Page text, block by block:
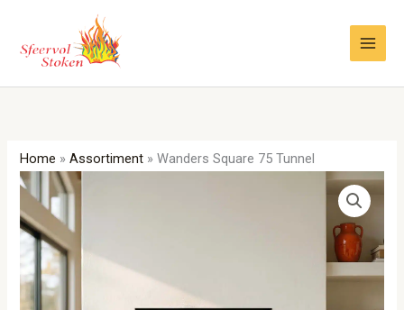
inhoud
Home »Assortiment »Wanders Square 75 Tunnel